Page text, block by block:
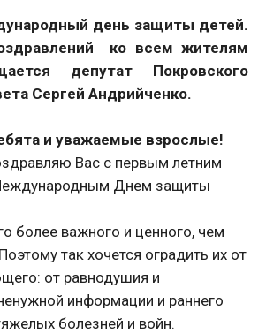
день защиты детей.
ко всем жителям
депутат Покровского
Сергей Андрийченко.
и уважаемые взрослые!
Вас с первым летним
Днем защиты
более важного и ценного, чем
так хочется оградить их от
от равнодушия и
информации и раннего
болезней и войн.